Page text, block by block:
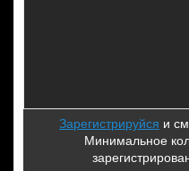
Зарегистрируйся и
Минимальное